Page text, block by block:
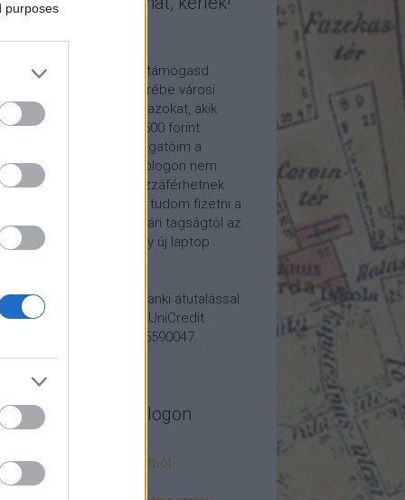
purposes
tetszik a blogom, kérlek támogasd
anyagilag is! Cserébe városi
hívom meg időnként azokat, akik
havi 5 euró vagy 2500 forint
küldenek. Támogatóim a
on exkluzív, a blogon nem
tartalmakhoz is hozzáférhetnek.
segítségével tudom fizetni a
költségeit a könyvtári tagságtól az
előfizetésen át egy új laptop
egyszerű banki átutalással
Papp Géza, UniCredit
10918001-00000022-65590047.
Fővárosi Blog
cikkek a blogon
fogorvosi rendelő a múltból
a 4-es metrón